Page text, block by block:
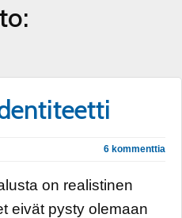
6 kommenttia
on realistinen
eivät pysty olemaan